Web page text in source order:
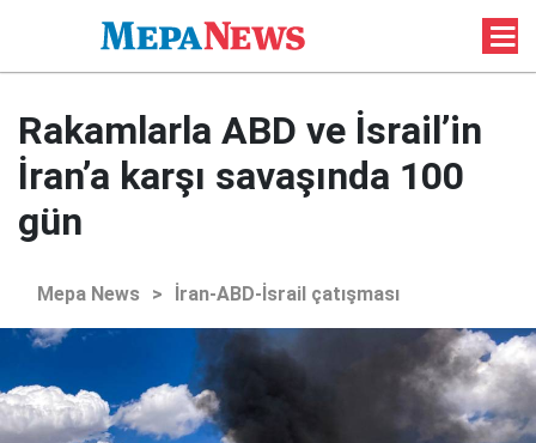
Rakamlarla ABD ve İsrail’in
İran’a karşı savaşında 100
gün
Mepa News > İran-ABD-İsrail çatışması